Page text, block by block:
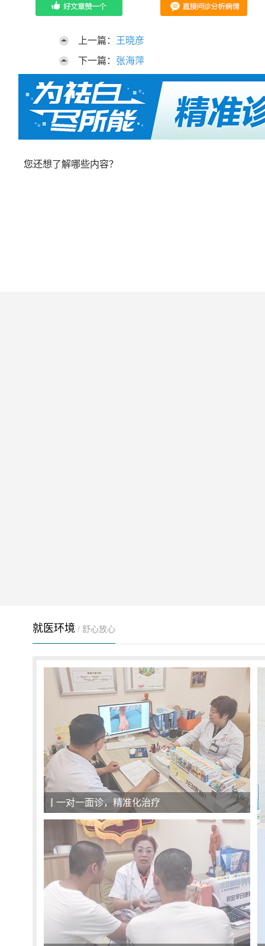
上一篇：
王晓彦
下一篇： 张海萍
您还想了解哪些内容？
就医环境 / 舒心放心
一对一面诊，精准化治疗